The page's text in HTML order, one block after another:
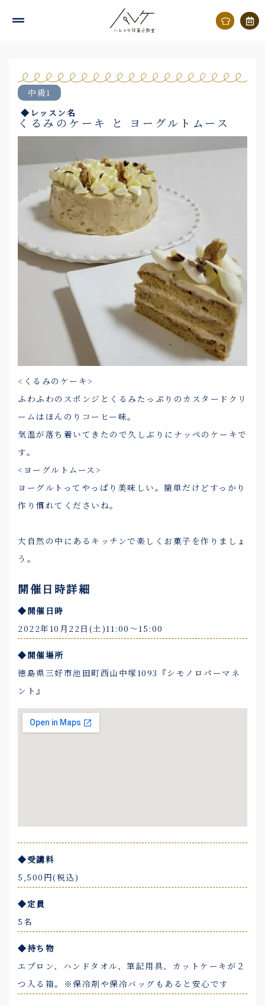
中級1
◆レッスン名
くるみのケーキ と ヨーグルトムース
<くるみのケーキ>
ふわふわのスポンジとくるみたっぷりのカスタードクリ
ームはほんのりコーヒー味。
気温が落ち着いてきたので久しぶりにナッペのケーキで
す。
<ヨーグルトムース>
ヨーグルトってやっぱり美味しい。簡単だけどすっかり
作り慣れてくださいね。
大自然の中にあるキッチンで楽しくお菓子を作りましょ
う。
開催日時詳細
◆開催日時
2022年10月22日(土)11:00〜15:00
◆開催場所
徳島県三好市池田町西山中塚1093『シモノロパーマネ
ント』
◆受講料
5,500円(税込)
◆定員
5名
◆持ち物
エプロン、ハンドタオル、筆記用具、カットケーキが２
つ入る箱。※保冷剤や保冷バッグもあると安心です